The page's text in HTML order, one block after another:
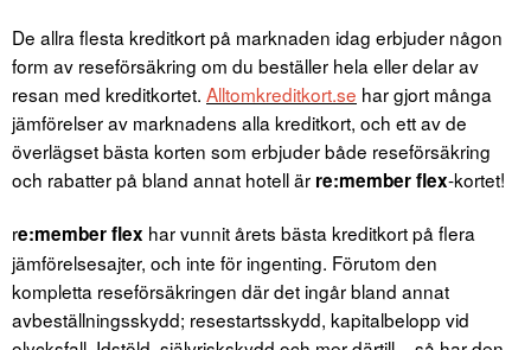
De allra flesta kreditkort på marknaden idag erbjuder någon
form av reseförsäkring om du beställer hela eller delar av
resan med kreditkortet. Alltomkreditkort.se har gjort många
jämförelser av marknadens alla kreditkort, och ett av de
överlägset bästa korten som erbjuder både reseförsäkring
och rabatter på bland annat hotell är re:member flex-kortet!
re:member flex har vunnit årets bästa kreditkort på flera
jämförelsesajter, och inte för ingenting. Förutom den
kompletta reseförsäkringen där det ingår bland annat
avbeställningsskydd; resestartsskydd, kapitalbelopp vid